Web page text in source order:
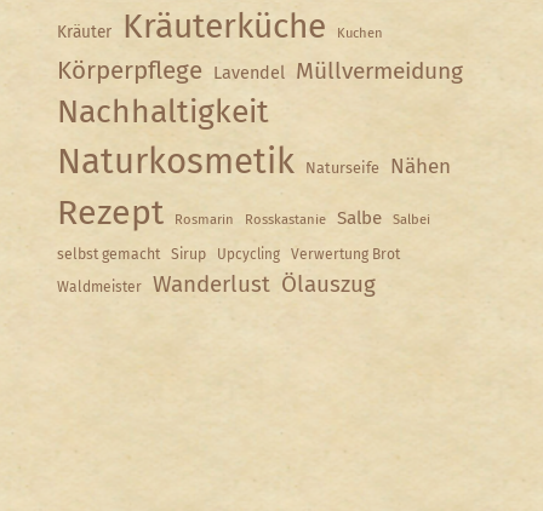
Kräuter Kräuterküche Kuchen
Körperpflege Lavendel Müllvermeidung
Nachhaltigkeit
Naturkosmetik Naturseife Nähen
Rezept Rosmarin Rosskastanie Salbe Salbei
selbst gemacht Sirup Upcycling
Verwertung Brot
Waldmeister
Wanderlust Ölauszug